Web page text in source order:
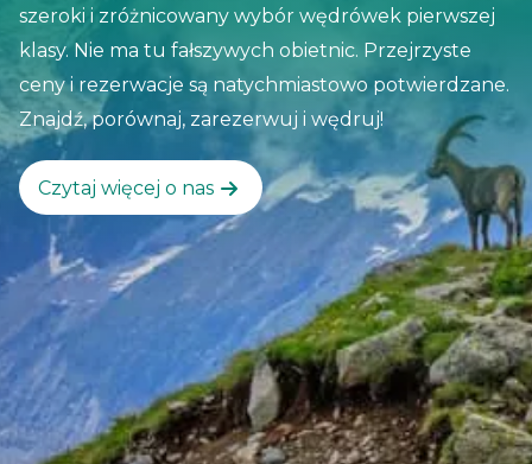
Kreteński, który prowadzi przez najpiękniejsze
atrakcje południowej Krety. Wyspa jest często
zatłoczona w miesiącach lipcu i sierpniu, ale na
szczęście można wędrować przez cały rok. Więc
wyciągnij te buty trekkingowe i przygotuj się na
niezapomnianą przygodę na przytulnej greckiej
wyspie!
szeroki i zróżnicowany wybór wędrówek pierwszej
klasy. Nie ma tu fałszywych obietnic. Przejrzyste
ceny i rezerwacje są natychmiastowo potwierdzane.
Znajdź, porównaj, zarezerwuj i wędruj!
Czytaj więcej o nas